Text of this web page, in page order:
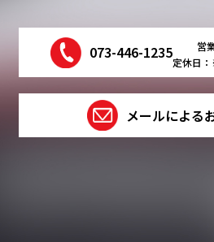
073-446-1235
営
定休日
メールによる